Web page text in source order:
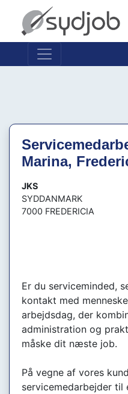
Marina,
JKS
SYDDANMARK
7000 FREDERICIA
Er du serviceminded,
kontakt med
arbejdsdag, der
administration og
måske dit næste job.
På vegne af vores
servicemedarbejder